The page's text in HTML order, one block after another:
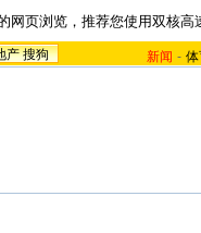
网页浏览，推荐您使用双核高
产 搜狗 新闻 -